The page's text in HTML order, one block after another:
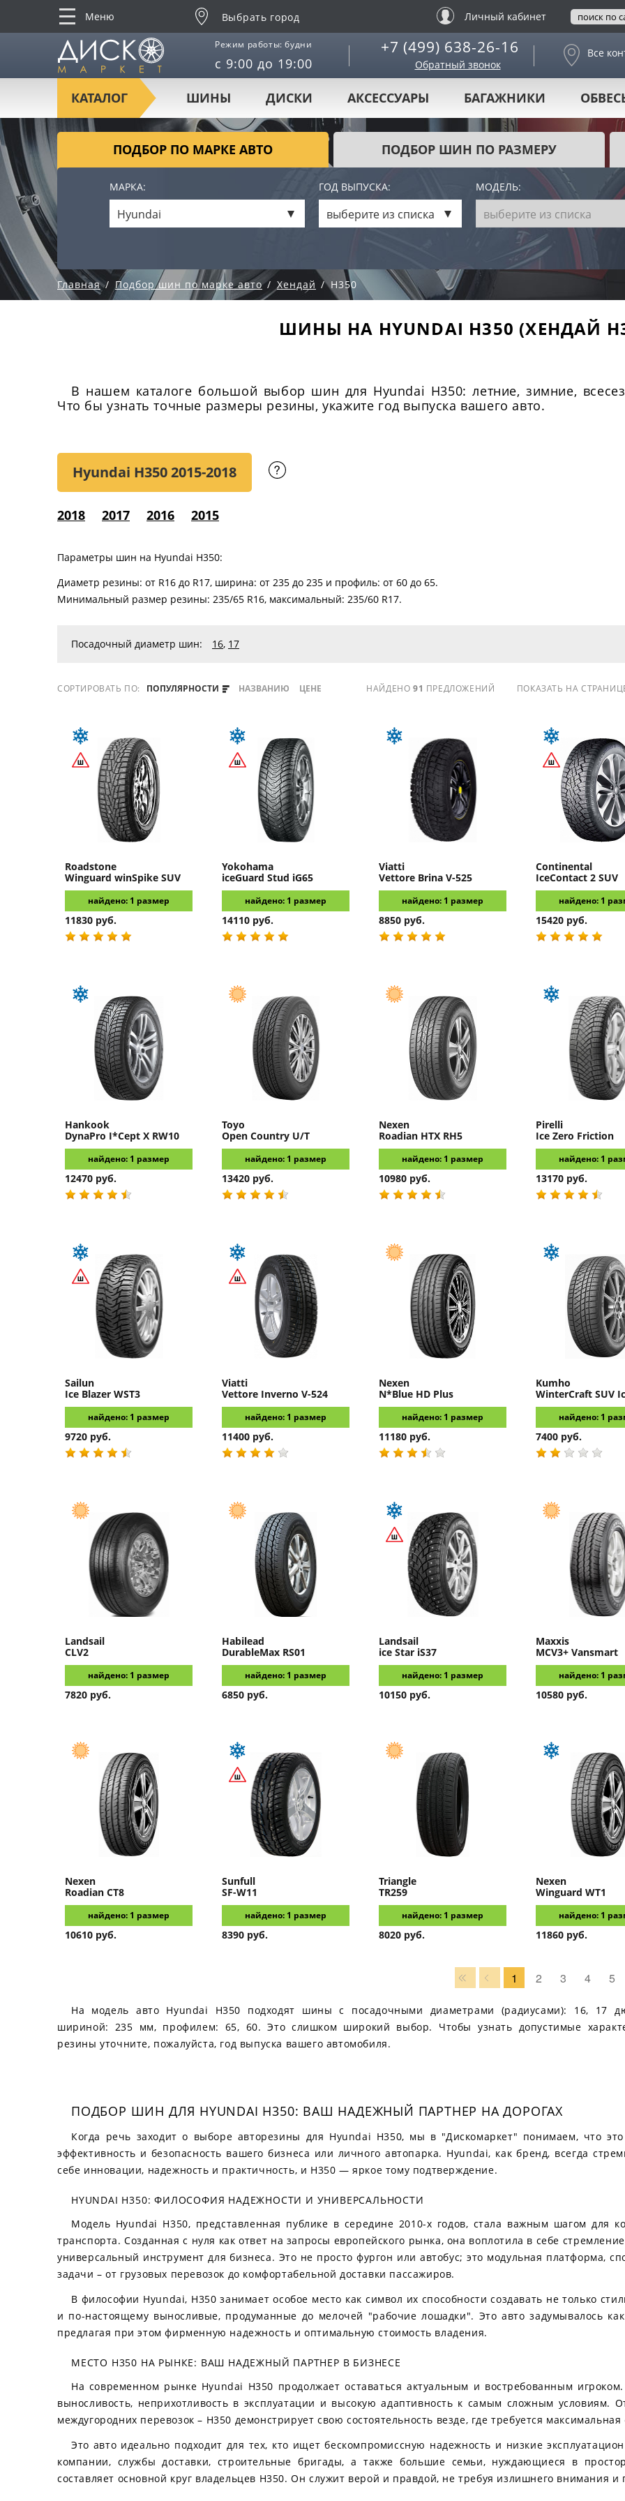
Меню Выбрать город Личный кабинет
Режим работы: будни
с 9:00 до 19:00
+7 (499) 638-26-16
Обратный звонок
Все
КАТАЛОГ ШИНЫ ДИСКИ АКСЕССУАРЫ БАГАЖНИКИ
ПОДБОР ПО МАРКЕ АВТО ПОДБОР ШИН ПО РАЗМЕРУ
МАРКА: ГОД ВЫПУСКА: МОДЕЛЬ:
Hyundai выберите из списка выберите из списка
Главная Подбор шин по марке авто Хендай H350
ШИНЫ НА HYUNDAI H350 (ХЕНДАЙ
В нашем каталоге большой выбор шин для Hyundai H350: летние, зимние,
Что бы узнать точные размеры резины, укажите год выпуска вашего авто.
Hyundai H3502015-2018
2018 2017 2016 2015
Параметры шин на Hyundai H350:
Диаметр резины: от R16 до R17, ширина: от 235 до 235 и профиль: от 60 до 65.
Минимальный размер резины: 235/65 R16, максимальный: 235/60 R17.
Посадочный диаметр шин: 16, 17
СОРТИРОВАТЬ ПО: ПОПУЛЯРНОСТИ НАЗВАНИЮ ЦЕНЕ НАЙДЕНО 91 ПРЕДЛОЖЕНИЙ ПОКАЗАТЬ НА
Roadstone
Winguard winSpike SUV
найдено: 1 размер
11830 руб.
Yokohama
iceGuard Stud iG65
найдено: 1 размер
14110 руб.
Viatti
Vettore Brina V-525
найдено: 1 размер
8850 руб.
Continental
IceContact 2 SUV
найдено: 1
15420 руб.
Hankook
DynaPro I*Cept X RW10
найдено: 1 размер
12470 руб.
Toyo
Open Country U/T
найдено: 1 размер
13420 руб.
Nexen
Roadian HTX RH5
найдено: 1 размер
10980 руб.
Pirelli
Ice Zero Friction
найдено: 1
13170 руб.
Sailun
Ice Blazer WST3
найдено: 1 размер
9720 руб.
Viatti
Vettore Inverno V-524
найдено: 1 размер
11400 руб.
Nexen
N*Blue HD Plus
найдено: 1 размер
11180 руб.
Kumho
WinterCraft SUV
найдено: 1
7400 руб.
Landsail
CLV2
найдено: 1 размер
7820 руб.
Habilead
DurableMax RS01
найдено: 1 размер
6850 руб.
Landsail
ice Star iS37
найдено: 1 размер
10150 руб.
Maxxis
MCV3+ Vansmart
найдено: 1
10580 руб.
Nexen
Roadian CT8
найдено: 1 размер
10610 руб.
Sunfull
SF-W11
найдено: 1 размер
8390 руб.
Triangle
TR259
найдено: 1 размер
8020 руб.
Nexen
Winguard WT1
найдено: 1
11860 руб.
1 2 3 4 5
На модель авто Hyundai H350 подходят шины с посадочными диаметрами (радиусами): 16, 17
шириной: 235 мм, профилем: 65, 60. Это слишком широкий выбор. Чтобы узнать допустимые
резины уточните, пожалуйста, год выпуска вашего автомобиля.
ПОДБОР ШИН ДЛЯ HYUNDAI H350: ВАШ НАДЕЖНЫЙ ПАРТНЕР НА ДОРОГАХ
Когда речь заходит о выборе авторезины для Hyundai H350, мы в "Дискомаркет" понимаем, что
эффективность и безопасность вашего бизнеса или личного автопарка. Hyundai, как бренд, всегда
себе инновации, надежность и практичность, и H350 — яркое тому подтверждение.
HYUNDAI H350: ФИЛОСОФИЯ НАДЕЖНОСТИ И УНИВЕРСАЛЬНОСТИ
Модель Hyundai H350, представленная публике в середине 2010-х годов, стала важным шагом для
транспорта. Созданная с нуля как ответ на запросы европейского рынка, она воплотила в себе
универсальный инструмент для бизнеса. Это не просто фургон или автобус; это модульная платформа,
задачи – от грузовых перевозок до комфортабельной доставки пассажиров.
В философии Hyundai, H350 занимает особое место как символ их способности создавать не только
и по-настоящему выносливые, продуманные до мелочей "рабочие лошадки". Это авто задумывалось
предлагая при этом фирменную надежность и оптимальную стоимость владения.
МЕСТО H350 НА РЫНКЕ: ВАШ НАДЕЖНЫЙ ПАРТНЕР В БИЗНЕСЕ
На современном рынке Hyundai H350 продолжает оставаться актуальным и востребованным
выносливость, неприхотливость в эксплуатации и высокую адаптивность к самым сложным условиям.
междугородних перевозок – H350 демонстрирует свою состоятельность везде, где требуется
Это авто идеально подходит для тех, кто ищет бескомпромиссную надежность и низкие
компании, службы доставки, строительные бригады, а также большие семьи, нуждающиеся в
составляет основной круг владельцев H350. Он служит верой и правдой, не требуя излишнего внимания